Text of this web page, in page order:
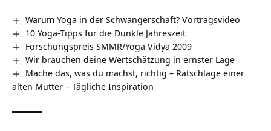
Warum Yoga in der Schwangerschaft? Vortragsvideo
10 Yoga-Tipps für die Dunkle Jahreszeit
Forschungspreis SMMR/Yoga Vidya 2009
Wir brauchen deine Wertschätzung in ernster Lage
Mache das, was du machst, richtig – Ratschläge einer
alten Mutter – Tägliche Inspiration